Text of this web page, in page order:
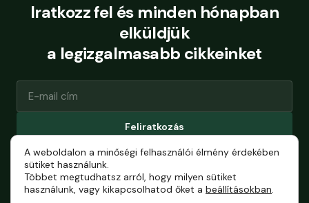
Iratkozz fel és minden hónapban
elküldjük
a legizgalmasabb cikkeinket
Feliratkozás
Bármikor leiratkozhatsz.
A weboldalon a minőségi felhasználói élmény érdekében
sütiket használunk.
Többet megtudhatsz arról, hogy milyen sütiket
használunk, vagy kikapcsolhatod őket a beállításokban.